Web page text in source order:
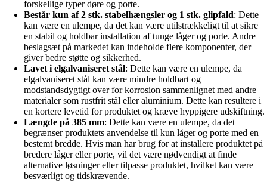
forskellige typer døre og porte.
Består kun af 2 stk. stabelhængsler og 1 stk. glipfald: Dette
kan være en ulempe, da det kan være utilstrækkeligt til at sikre
en stabil og holdbar installation af tunge låger og porte. Andre
beslagsæt på markedet kan indeholde flere komponenter, der
giver bedre støtte og sikkerhed.
Lavet i elgalvaniseret stål: Dette kan være en ulempe, da
elgalvaniseret stål kan være mindre holdbart og
modstandsdygtigt over for korrosion sammenlignet med andre
materialer som rustfrit stål eller aluminium. Dette kan resultere i
en kortere levetid for produktet og kræve hyppigere udskiftning.
Længde på 385 mm: Dette kan være en ulempe, da det
begrænser produktets anvendelse til kun låger og porte med en
bestemt bredde. Hvis man har brug for at installere produktet på
bredere låger eller porte, vil det være nødvendigt at finde
alternative løsninger eller tilpasse produktet, hvilket kan være
besværligt og tidskrævende.